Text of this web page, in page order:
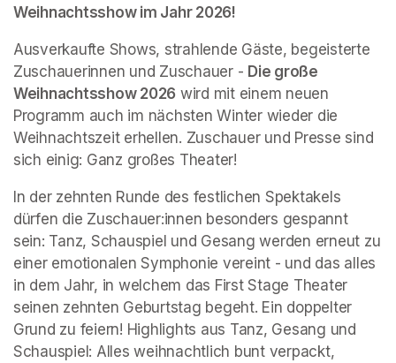
Weihnachtsshow im Jahr 2026!
Ausverkaufte Shows, strahlende Gäste, begeisterte
Zuschauerinnen und Zuschauer - Die große
Weihnachtsshow 2026 wird mit einem neuen
Programm auch im nächsten Winter wieder die
Weihnachtszeit erhellen. Zuschauer und Presse sind
sich einig: Ganz großes Theater!
In der zehnten Runde des festlichen Spektakels
dürfen die Zuschauer:innen besonders gespannt
sein: Tanz, Schauspiel und Gesang werden erneut zu
einer emotionalen Symphonie vereint - und das alles
in dem Jahr, in welchem das First Stage Theater
seinen zehnten Geburtstag begeht. Ein doppelter
Grund zu feiern! Highlights aus Tanz, Gesang und
Schauspiel: Alles weihnachtlich bunt verpackt,